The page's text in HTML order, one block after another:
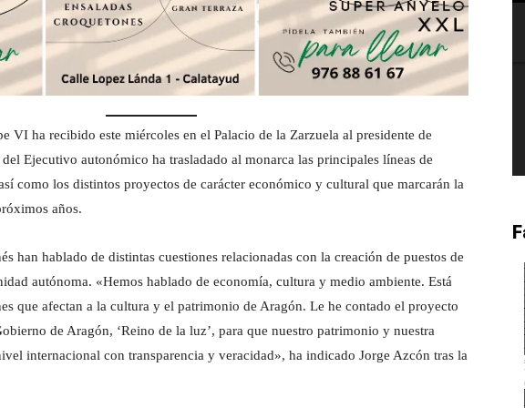
VI ha recibido este miércoles en el Palacio de la Zarzuela al presidente de
Ejecutivo autonómico ha trasladado al monarca las principales líneas de
como los distintos proyectos de carácter económico y cultural que marcarán la
años.
han hablado de distintas cuestiones relacionadas con la creación de puestos de
autónoma. «Hemos hablado de economía, cultura y medio ambiente. Está
que afectan a la cultura y el patrimonio de Aragón. Le he contado el proyecto
de Aragón, ‘Reino de la luz’, para que nuestro patrimonio y nuestra
internacional con transparencia y veracidad», ha indicado Jorge Azcón tras la